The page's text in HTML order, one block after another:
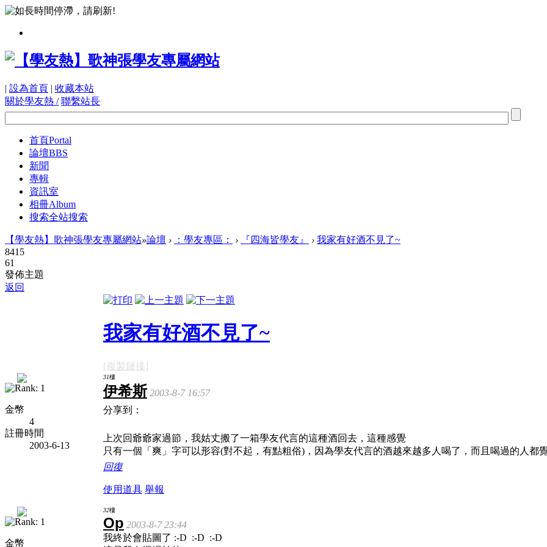
| 設為首頁 | 收藏本站
關於學友熱 / 聯繫站長
首頁Portal
論壇BBS
新聞
專輯
資訊室
相冊Album
搜索全站搜索
【學友熱】歌神張學友專屬網站»論壇 › ：學友專區： › 『四海皆學友』 › 我家有好酒不見了~
8415
61
發佈主題
返回
我家有好酒不見了~
[複製鏈接]
金幣
4
註冊時間
2003-6-13
31樓
伊希斯 2003-8-7 16:57
分享到：
上次回爺爺家過節，我姑丈搬了一箱學友代言的這種酒回去，這種感覺
只有一個「爽」字可以形容(對不起，有點粗俗)，因為學友代言的酒越來越多人喝了，而且喝過的人都覺
回復
使用道具 舉報
金幣
32樓
Op 2003-8-7 23:44
我終於會貼圖了 :-D :-D :-D